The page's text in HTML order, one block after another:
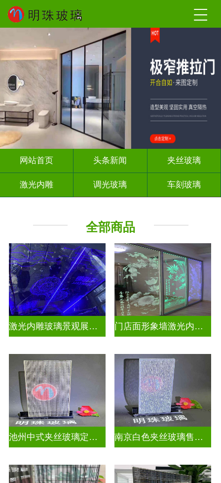
网站首页 头条新闻 夹丝玻璃
激光内雕 调光玻璃 车刻玻璃
全部商品
激光内雕玻璃景观展示发光玻璃 门店面形象墙激光内雕护栏玻璃
池州中式夹丝玻璃定做厂 南京白色夹丝玻璃售价多少